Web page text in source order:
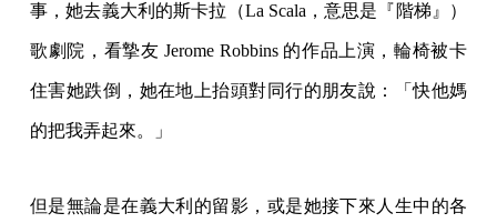
事，她去義大利的斯卡拉（La Scala，意思是『階梯』）
歌劇院，看摯友 Jerome Robbins 的作品上演，輪椅被卡
住害她跌倒，她在地上抬頭對同行的朋友說：「快他媽
的把我弄起來。」
但是無論是在義大利的留影，或是她接下來人生中的各